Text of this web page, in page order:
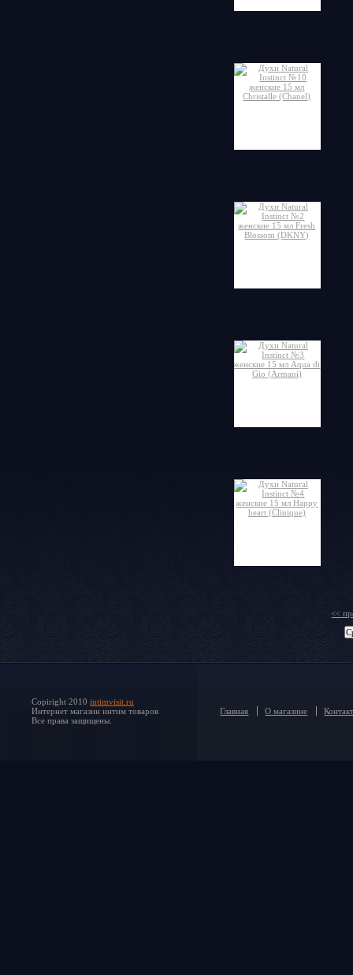
<<
Copiright 2010 intimvisit.ru
Интернет магазин интим товаров
Все права защищены.
Главная О магазине